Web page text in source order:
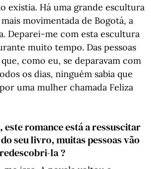
existia. Há uma grande escultura
movimentada de Bogotá, a
Deparei-me com esta escultura
muito tempo. Das pessoas
como eu, se deparavam com
os dias, ninguém sabia que
uma mulher chamada Feliza
este romance está a ressuscitar
seu livro, muitas pessoas vão
la ?